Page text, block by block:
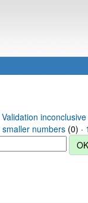
Validation inconclusive
numbers (0) ·